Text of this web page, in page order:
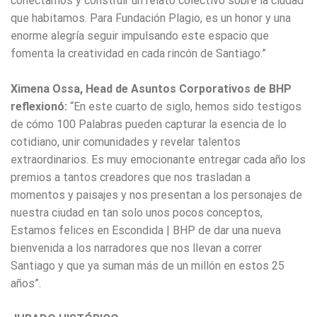
que habitamos. Para Fundación Plagio, es un honor y una
enorme alegría seguir impulsando este espacio que
fomenta la creatividad en cada rincón de Santiago.”
Ximena Ossa, Head de Asuntos Corporativos de BHP
reflexionó: “En este cuarto de siglo, hemos sido testigos
de cómo 100 Palabras pueden capturar la esencia de lo
cotidiano, unir comunidades y revelar talentos
extraordinarios. Es muy emocionante entregar cada año los
premios a tantos creadores que nos trasladan a
momentos y paisajes y nos presentan a los personajes de
nuestra ciudad en tan solo unos pocos conceptos,
Estamos felices en Escondida | BHP de dar una nueva
bienvenida a los narradores que nos llevan a correr
Santiago y que ya suman más de un millón en estos 25
años”.